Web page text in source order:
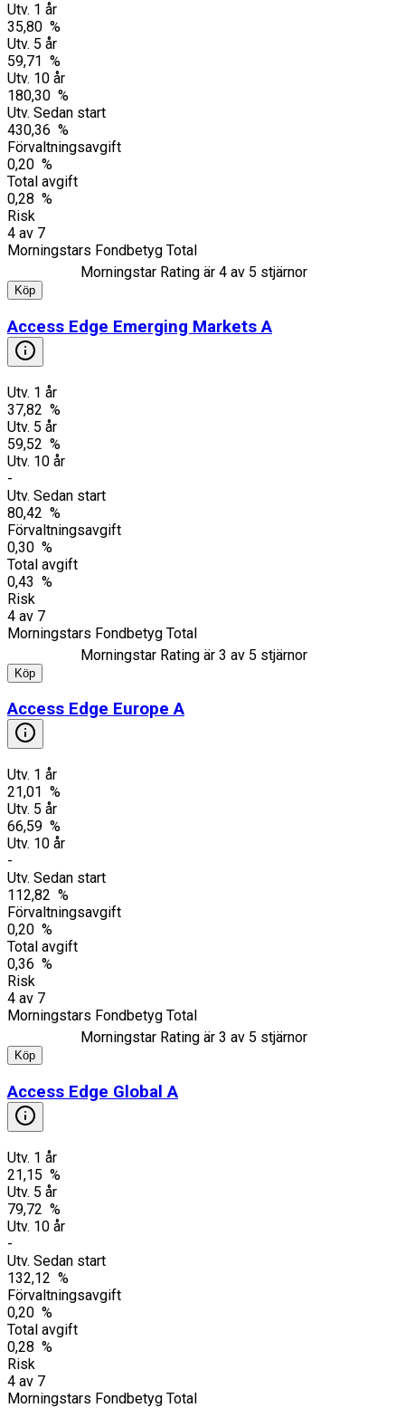
Utv. 1 år
35,80 %
Utv. 5 år
59,71 %
Utv. 10 år
180,30 %
Utv. Sedan start
430,36 %
Förvaltningsavgift
0,20 %
Total avgift
0,28 %
Risk
4 av 7
Morningstars Fondbetyg Total
Morningstar Rating är 4 av 5 stjärnor
Köp
Access Edge Emerging Markets A
Utv. 1 år
37,82 %
Utv. 5 år
59,52 %
Utv. 10 år
-
Utv. Sedan start
80,42 %
Förvaltningsavgift
0,30 %
Total avgift
0,43 %
Risk
4 av 7
Morningstars Fondbetyg Total
Morningstar Rating är 3 av 5 stjärnor
Köp
Access Edge Europe A
Utv. 1 år
21,01 %
Utv. 5 år
66,59 %
Utv. 10 år
-
Utv. Sedan start
112,82 %
Förvaltningsavgift
0,20 %
Total avgift
0,36 %
Risk
4 av 7
Morningstars Fondbetyg Total
Morningstar Rating är 3 av 5 stjärnor
Köp
Access Edge Global A
Utv. 1 år
21,15 %
Utv. 5 år
79,72 %
Utv. 10 år
-
Utv. Sedan start
132,12 %
Förvaltningsavgift
0,20 %
Total avgift
0,28 %
Risk
4 av 7
Morningstars Fondbetyg Total